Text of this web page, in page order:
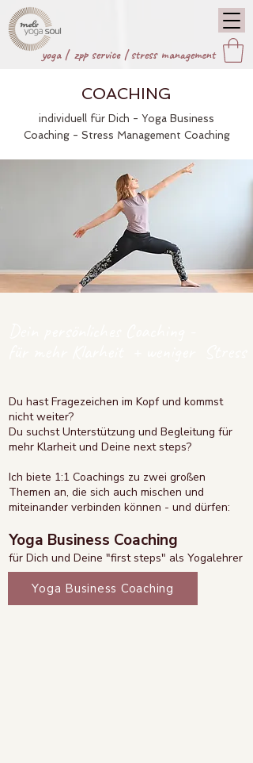
yoga | zpp service|stress management
COACHING
individuell für Dich - Yoga Business
Coaching - Stress Management Coaching
Du hast Fragezeichen im Kopf und kommst
nicht weiter?
Du suchst Unterstützung und Begleitung für
mehr Klarheit und Deine next steps?
Ich biete 1:1 Coachings zu zwei großen
Themen an, die sich auch mischen und
miteinander verbinden können - und dürfen:
Yoga Business Coaching
für Dich und Deine "first steps" als Yogalehrer​​​
Yoga Business Coaching